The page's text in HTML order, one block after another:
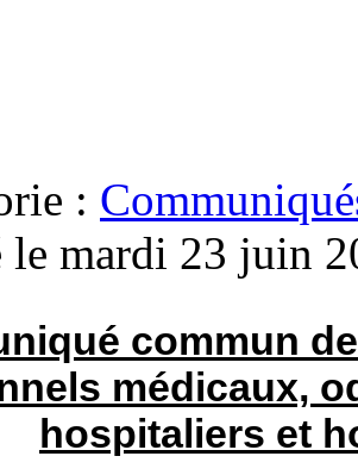
:
le mardi 23 juin
commun
médicaux,
hospitaliers et